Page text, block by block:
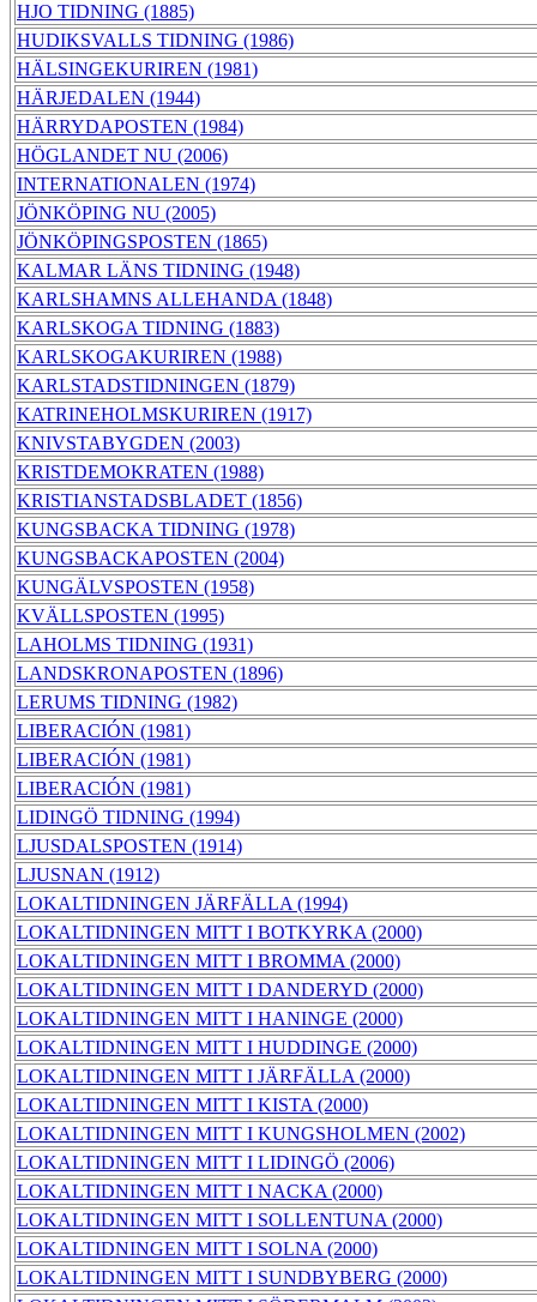
HJO TIDNING (1885)
HUDIKSVALLS TIDNING (1986)
HÄLSINGEKURIREN (1981)
HÄRJEDALEN (1944)
HÄRRYDAPOSTEN (1984)
HÖGLANDET NU (2006)
INTERNATIONALEN (1974)
JÖNKÖPING NU (2005)
JÖNKÖPINGSPOSTEN (1865)
KALMAR LÄNS TIDNING (1948)
KARLSHAMNS ALLEHANDA (1848)
KARLSKOGA TIDNING (1883)
KARLSKOGAKURIREN (1988)
KARLSTADSTIDNINGEN (1879)
KATRINEHOLMSKURIREN (1917)
KNIVSTABYGDEN (2003)
KRISTDEMOKRATEN (1988)
KRISTIANSTADSBLADET (1856)
KUNGSBACKA TIDNING (1978)
KUNGSBACKAPOSTEN (2004)
KUNGÄLVSPOSTEN (1958)
KVÄLLSPOSTEN (1995)
LAHOLMS TIDNING (1931)
LANDSKRONAPOSTEN (1896)
LERUMS TIDNING (1982)
LIBERACIÓN (1981)
LIBERACIÓN (1981)
LIBERACIÓN (1981)
LIDINGÖ TIDNING (1994)
LJUSDALSPOSTEN (1914)
LJUSNAN (1912)
LOKALTIDNINGEN JÄRFÄLLA (1994)
LOKALTIDNINGEN MITT I BOTKYRKA (2000)
LOKALTIDNINGEN MITT I BROMMA (2000)
LOKALTIDNINGEN MITT I DANDERYD (2000)
LOKALTIDNINGEN MITT I HANINGE (2000)
LOKALTIDNINGEN MITT I HUDDINGE (2000)
LOKALTIDNINGEN MITT I JÄRFÄLLA (2000)
LOKALTIDNINGEN MITT I KISTA (2000)
LOKALTIDNINGEN MITT I KUNGSHOLMEN (2002)
LOKALTIDNINGEN MITT I LIDINGÖ (2006)
LOKALTIDNINGEN MITT I NACKA (2000)
LOKALTIDNINGEN MITT I SOLLENTUNA (2000)
LOKALTIDNINGEN MITT I SOLNA (2000)
LOKALTIDNINGEN MITT I SUNDBYBERG (2000)